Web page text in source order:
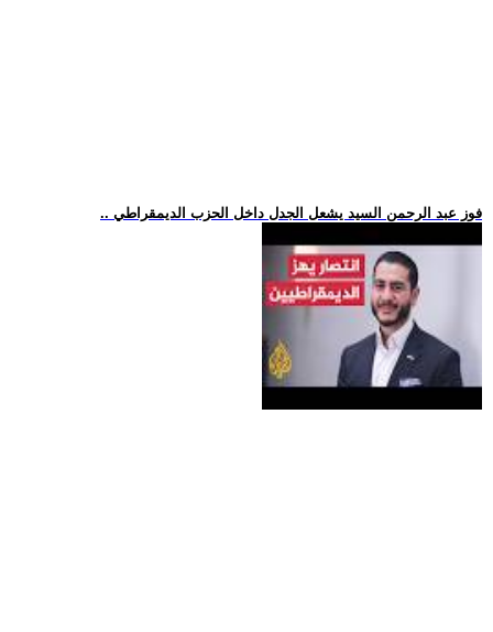
.. فوز عبد الرحمن السيد يشعل الجدل داخل الحزب الديمقراطي